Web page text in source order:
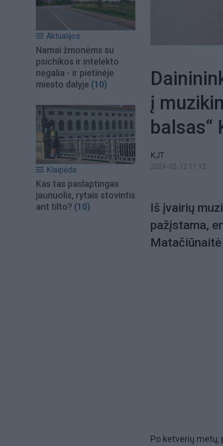
Aktualijos
Namai žmonėms su
psichikos ir intelekto
negalia - ir pietinėje
miesto dalyje (10)
Klaipėda
Kas tas paslaptingas
jaunuolis, rytais stovintis
ant tilto? (10)
į
balsas“
KJT
2024-02-12 11:12
Iš įvairių
pažįstama,
Po ketverių